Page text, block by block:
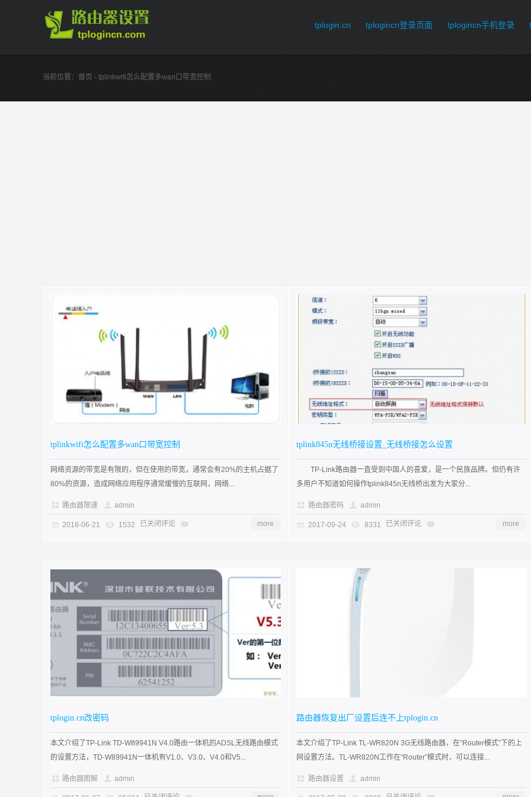
tplogin.cn tplogincn登录页面 tplogincn手机登录
当前位置： 首页 - tplinkwifi怎么配置多wan口带宽控制
tplinkwifi怎么配置多wan口带宽控制
网络资源的带宽是有限的，但在使用的带宽，通常会有20%的主机占据了
80%的资源，造成网络应用程序通常缓慢的互联网，网络...
路由器限速 admin
2018-06-21 1532 已关闭评论 more
tplink845n无线桥接设置_无线桥接怎么设置
TP-Link路由器一直受到中国人的喜爱，是一个民族品牌。但仍有许
多用户不知道如何操作tplink845n无线桥出发为大家分...
路由器密码 admin
2017-09-24 8331 已关闭评论 more
tplogin.cn改密码
本文介绍了TP-Link TD-W89941N V4.0路由一体机的ADSL无线路由模式
的设置方法，TD-W89941N一体机有V1.0、V3.0、V4.0和V5...
路由器图解 admin
路由器恢复出厂设置后连不上tplogin.cn
本文介绍了TP-Link TL-WR820N 3G无线路由器，在“Router模式”下的上
网设置方法。TL-WR820N工作在“Router”模式时，可以连接...
路由器设置 admin